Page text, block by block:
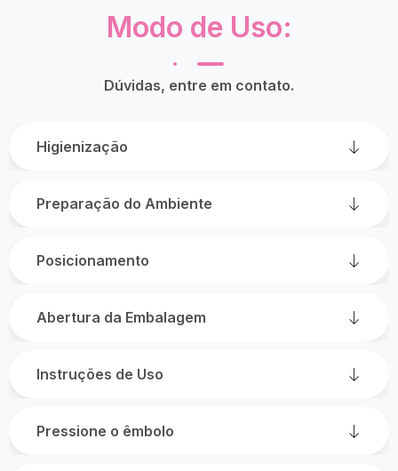
Modo de Uso:
Dúvidas, entre em contato.
Higienização
Preparação do Ambiente
Posicionamento
Abertura da Embalagem
Instruções de Uso
Pressione o êmbolo